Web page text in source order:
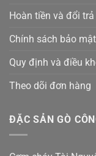
Hoàn tiền và đổi
Chính sách bảo
Quy định và điều
Theo dõi đơn hàng
ĐẶC SẢN GÒ